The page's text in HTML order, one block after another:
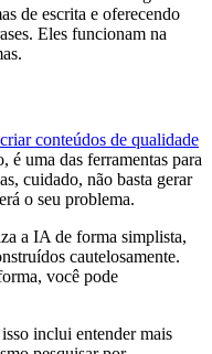
de escrita e oferecendo
Eles funcionam na
criar conteúdos de qualidade
é uma das ferramentas para
cuidado, não basta gerar
o seu problema.
a IA de forma simplista,
cautelosamente.
você pode
inclui entender mais